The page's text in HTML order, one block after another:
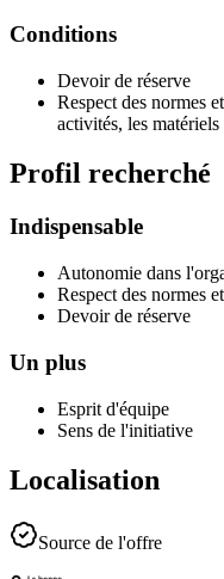
Conditions
Devoir de réserve
Respect des normes
activités, les
Profil recherché
Indispensable
Autonomie dans
Respect des normes
Devoir de réserve
Un plus
Esprit d'équipe
Sens de l'initiative
Localisation
Source de l'offre